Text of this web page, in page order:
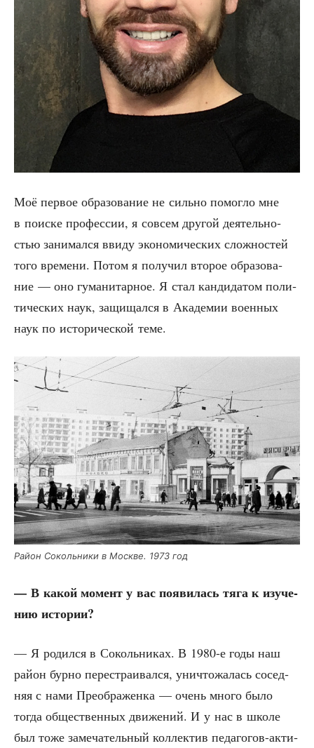
Моё пер­вое обра­зо­ва­ние не силь­но помог­ло мне
в поис­ке про­фес­сии, я совсем дру­гой дея­тель­но­
стью зани­мал­ся вви­ду эко­но­ми­че­ских слож­но­стей
того вре­ме­ни. Потом я полу­чил вто­рое обра­зо­ва­
ние — оно гума­ни­тар­ное. Я стал кан­ди­да­том поли­
ти­че­ских наук, защи­щал­ся в Ака­де­мии воен­ных
наук по исто­ри­че­ской теме.
Рай­он Соколь­ни­ки в Москве. 1973 год
— В какой момент у вас появи­лась тяга к изу­че­
нию истории?
— Я родил­ся в Соколь­ни­ках. В 1980‑е годы наш
рай­он бур­но пере­стра­и­вал­ся, уни­что­жа­лась сосед­
няя с нами Пре­об­ра­жен­ка — очень мно­го было
тогда обще­ствен­ных дви­же­ний. И у нас в шко­ле
был тоже заме­ча­тель­ный кол­лек­тив педа­го­гов-акти­